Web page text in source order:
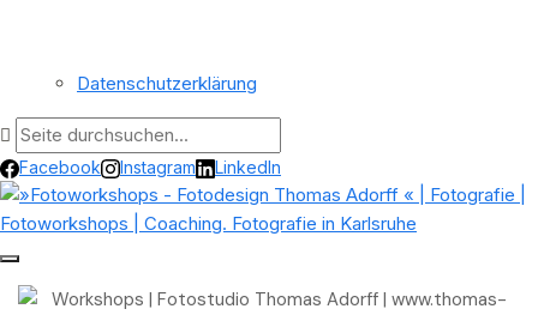
Datenschutzerklärung
Facebook Instagram LinkedIn